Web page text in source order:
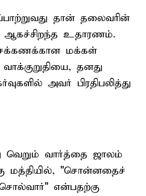
தான் தலைவரின்
ஆகச்சிறந்த உதாரணம்.
மக்கள்
தனது
அவர் பிரதிபலித்து
வெறும் வார்த்தை ஜாலம்
மத்தியில், "சொன்னதைச்
என்பதற்கு